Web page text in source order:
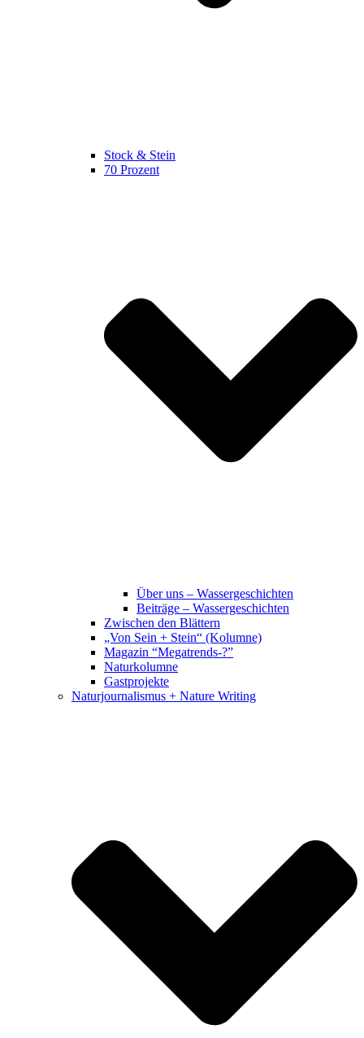
Stock & Stein
70 Prozent
Über uns – Wassergeschichten
Beiträge – Wassergeschichten
Zwischen den Blättern
„Von Sein + Stein“ (Kolumne)
Magazin “Megatrends-?”
Naturkolumne
Gastprojekte
Naturjournalismus + Nature Writing